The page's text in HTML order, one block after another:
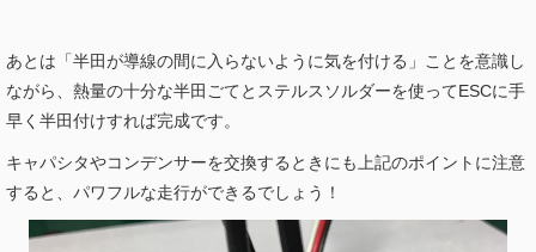
あとは「半田が導線の間に入らないように気を付ける」ことを意識し
ながら、熱量の十分な半田ごてとステルスソルダーを使ってESCに手
早く半田付けすれば完成です。
キャパシタやコンデンサーを交換するときにも上記のポイントに注意
すると、パワフルな走行ができるでしょう！